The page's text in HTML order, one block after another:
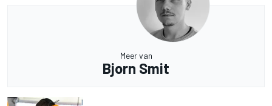
Meer van
Bjorn Smit